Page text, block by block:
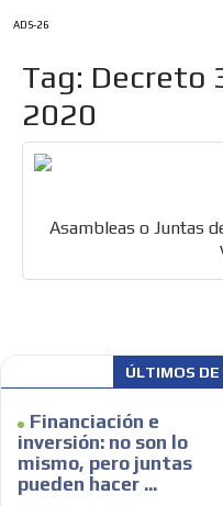
ADS-26
Tag: Decreto
2020
Asambleas o Juntas
ÚLTIMOS DE
Financiación e
inversión: no son lo
mismo, pero juntas
pueden hacer ...